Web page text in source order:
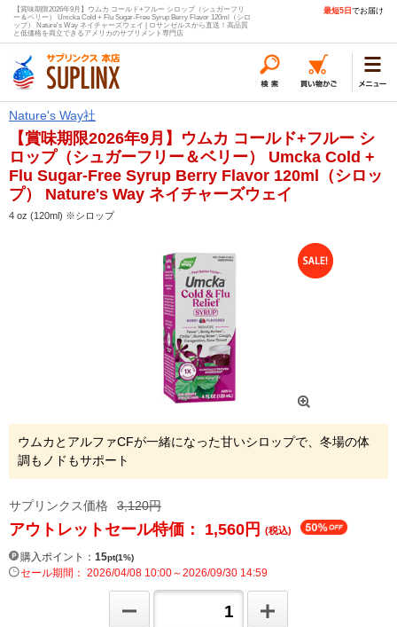
【賞味期限2026年9月】ウムカ コールド+フルー シロップ（シュガーフリ
ー＆ベリー） Umcka Cold + Flu Sugar-Free Syrup Berry Flavor 120ml（シロ
ップ） Nature's Way ネイチャーズウェイ | ロサンゼルスから直送！高品質
と低価格を両立できるアメリカのサプリメント専門店
最短5日 でお届け
Nature's Way社
【賞味期限2026年9月】ウムカ コールド+フルー シ
ロップ（シュガーフリー＆ベリー） Umcka Cold +
Flu Sugar-Free Syrup Berry Flavor 120ml（シロッ
プ） Nature's Way ネイチャーズウェイ
4 oz (120ml) ※シロップ
ウムカとアルファCFが一緒になった甘いシロップで、冬場の体
調もノドもサポート
サプリンクス価格 3,120円
アウトレットセール特価： 1,560 円 (税込)
購入ポイント： 15pt(1%)
セール期間： 2026/04/08 10:00～2026/09/30 14:59